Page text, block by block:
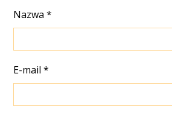
Nazwa*
E-mail*